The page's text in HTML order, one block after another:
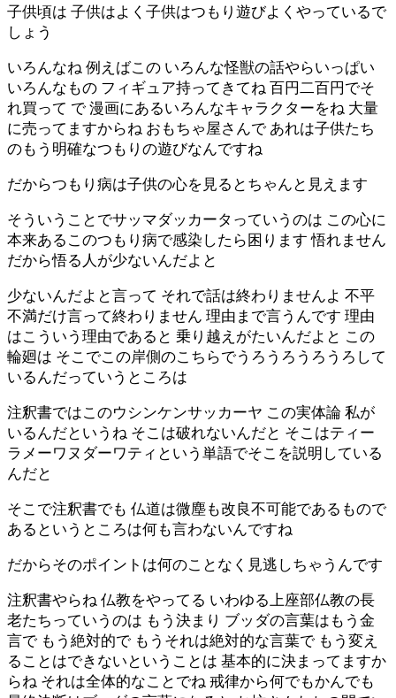
子供頃は 子供はよく子供はつもり遊びよくやっているで
しょう
いろんなね 例えばこの いろんな怪獣の話やらいっぱい
いろんなもの フィギュア持ってきてね 百円二百円でそ
れ買って で 漫画にあるいろんなキャラクターをね 大量
に売ってますからね おもちゃ屋さんで あれは子供たち
のもう明確なつもりの遊びなんですね
だからつもり病は子供の心を見るとちゃんと見えます
そういうことでサッマダッカータっていうのは この心に
本来あるこのつもり病で感染したら困ります 悟れません
だから悟る人が少ないんだよと
少ないんだよと言って それで話は終わりませんよ 不平
不満だけ言って終わりません 理由まで言うんです 理由
はこういう理由であると 乗り越えがたいんだよと この
輪廻は そこでこの岸側のこちらでうろうろうろうろして
いるんだっていうところは
注釈書ではこのウシンケンサッカーヤ この実体論 私が
いるんだというね そこは破れないんだと そこはティー
ラメーワヌダーワティという単語でそこを説明している
んだと
そこで注釈書でも 仏道は微塵も改良不可能であるもので
あるというところは何も言わないんですね
だからそのポイントは何のことなく見逃しちゃうんです
注釈書やらね 仏教をやってる いわゆる上座部仏教の長
老たちっていうのは もう決まり ブッダの言葉はもう金
言で もう絶対的で もうそれは絶対的な言葉で もう変え
ることはできないということは 基本的に決まってますか
らね それは全体的なことでね 戒律から何でもかんでも